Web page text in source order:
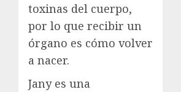
toxinas del cuerpo,
por lo que recibir un
órgano es cómo volver
a nacer.
Jany es una